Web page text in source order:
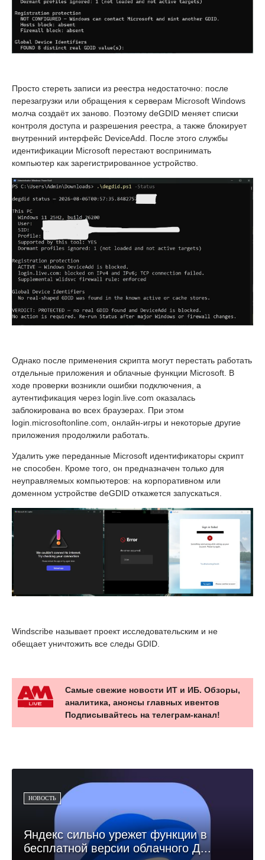
Просто стереть записи из реестра недостаточно: после
перезагрузки или обращения к серверам Microsoft Windows
молча создаёт их заново. Поэтому deGDID меняет списки
контроля доступа и разрешения реестра, а также блокирует
внутренний интерфейс DeviceAdd. После этого службы
идентификации Microsoft перестают воспринимать
компьютер как зарегистрированное устройство.
Однако после применения скрипта могут перестать работать
отдельные приложения и облачные функции Microsoft. В
ходе проверки возникли ошибки подключения, а
аутентификация через login.live.com оказалась
заблокирована во всех браузерах. При этом
login.microsoftonline.com, онлайн-игры и некоторые другие
приложения продолжили работать.
Удалить уже переданные Microsoft идентификаторы скрипт
не способен. Кроме того, он предназначен только для
неуправляемых компьютеров: на корпоративном или
доменном устройстве deGDID откажется запускаться.
Windscribe называет проект исследовательским и не
обещает уничтожить все следы GDID.
Самые свежие новости ИТ и ИБ. Обзоры,
аналитика, анонсы главных ивентов
Подписывайтесь на телеграм-канал!
НОВОСТЬ
Яндекс сильно урежет функции в
бесплатной версии облачного Д...